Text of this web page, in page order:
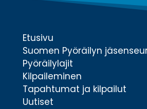
Etusivu
Suomen Pyöräilyn
Pyöräilylajit
Kilpaileminen
Tapahtumat ja kilpailut
Uutiset